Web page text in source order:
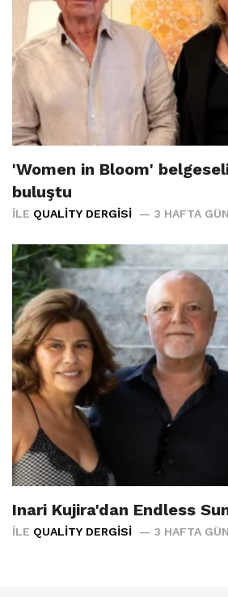
'Women in Bloom'
buluştu
İLE QUALITY DERGISI 3 HAFTA GÜN
Inari Kujira'dan Endless
İLE QUALITY DERGISI 3 HAFTA GÜN